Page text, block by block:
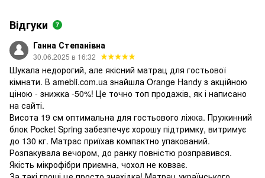
Відгуки 7
Ганна Степанівна
30.06.2025 в 16:32
Шукала недорогий, але якісний матрац для гостьової
кімнати. В amebli.com.ua знайшла Orange Handy з акційною
ціною - знижка -50%! Це точно топ продажів, як і написано
на сайті.
Висота 19 см оптимальна для гостьового ліжка. Пружинний
блок Pocket Spring забезпечує хорошу підтримку, витримує
до 130 кг. Матрас приїхав компактно упакований.
Розпакувала вечором, до ранку повністю розправився.
Якість мікрофібри приємна, чохол не ковзає.